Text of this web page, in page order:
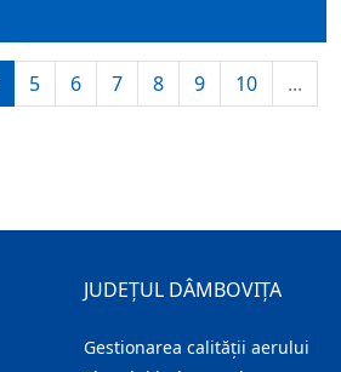
5 6 7 8 9 10
...
JUDEȚUL DÂMBOVIȚA
Gestionarea calității aerului